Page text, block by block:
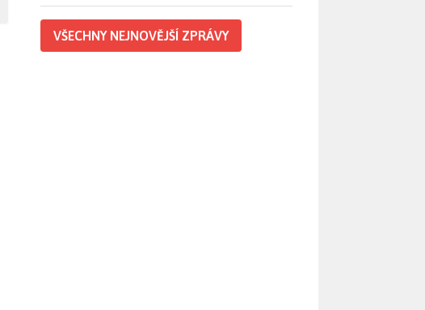
VŠECHNY NEJNOVĚJŠÍ ZPRÁVY